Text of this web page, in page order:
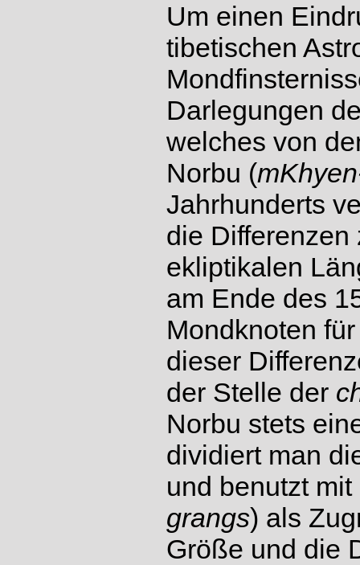
Um einen
tibetischen
Darlegungen
welches von
Norbu (
Jahrhunderts
die
ekliptikalen
am Ende des
Mondknoten
dieser
der Stelle der
Norbu stets
dividiert man
und benutzt
grangs) als
Größe und die